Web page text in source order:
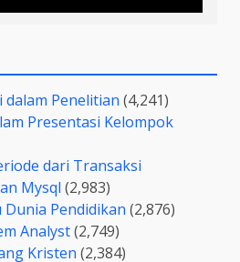
Penelitian (4,241)
Presentasi Kelompok
dari Transaksi
Mysql (2,983)
Pendidikan (2,876)
Analyst(2,749)
Kristen (2,384)